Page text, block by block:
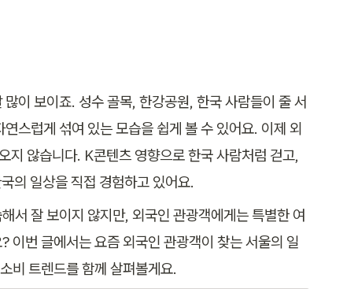
이 보이죠. 성수 골목, 한강공원, 한국 사람들이 줄 서
스럽게 섞여 있는 모습을 쉽게 볼 수 있어요. 이제 외
지 않습니다. K콘텐츠 영향으로 한국 사람처럼 걷고,
의 일상을 직접 경험하고 있어요.
서 잘 보이지 않지만, 외국인 관광객에게는 특별한 여
이번 글에서는 요즘 외국인 관광객이 찾는 서울의 일
비 트렌드를 함께 살펴볼게요.